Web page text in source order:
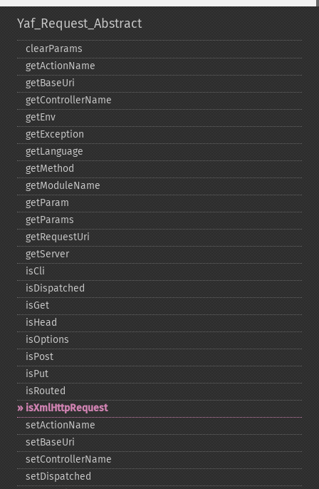
Yaf_Request_Abstract
clearParams
getActionName
getBaseUri
getControllerName
getEnv
getException
getLanguage
getMethod
getModuleName
getParam
getParams
getRequestUri
getServer
isCli
isDispatched
isGet
isHead
isOptions
isPost
isPut
isRouted
isXmlHttpRequest
setActionName
setBaseUri
setControllerName
setDispatched